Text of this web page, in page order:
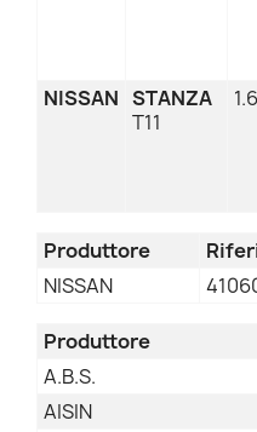
NISSAN STANZA
T11
1.6
Produttore
NISSAN
Produttore
A.B.S.
AISIN